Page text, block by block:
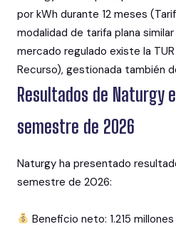
por kWh durante 12 meses
modalidad de tarifa plana similar
mercado regulado existe la
Recurso), gestionada también
Resultados de Naturgy
semestre de 2026
Naturgy ha presentado
semestre de 2026:
Beneficio neto: 1.215